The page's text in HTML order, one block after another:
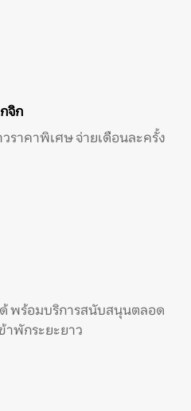
จิก
ราคาพิเศษ จ่ายเดือนละครั้ง
ด้ พร้อมบริการสนับสนุนตลอด
าพักระยะยาว